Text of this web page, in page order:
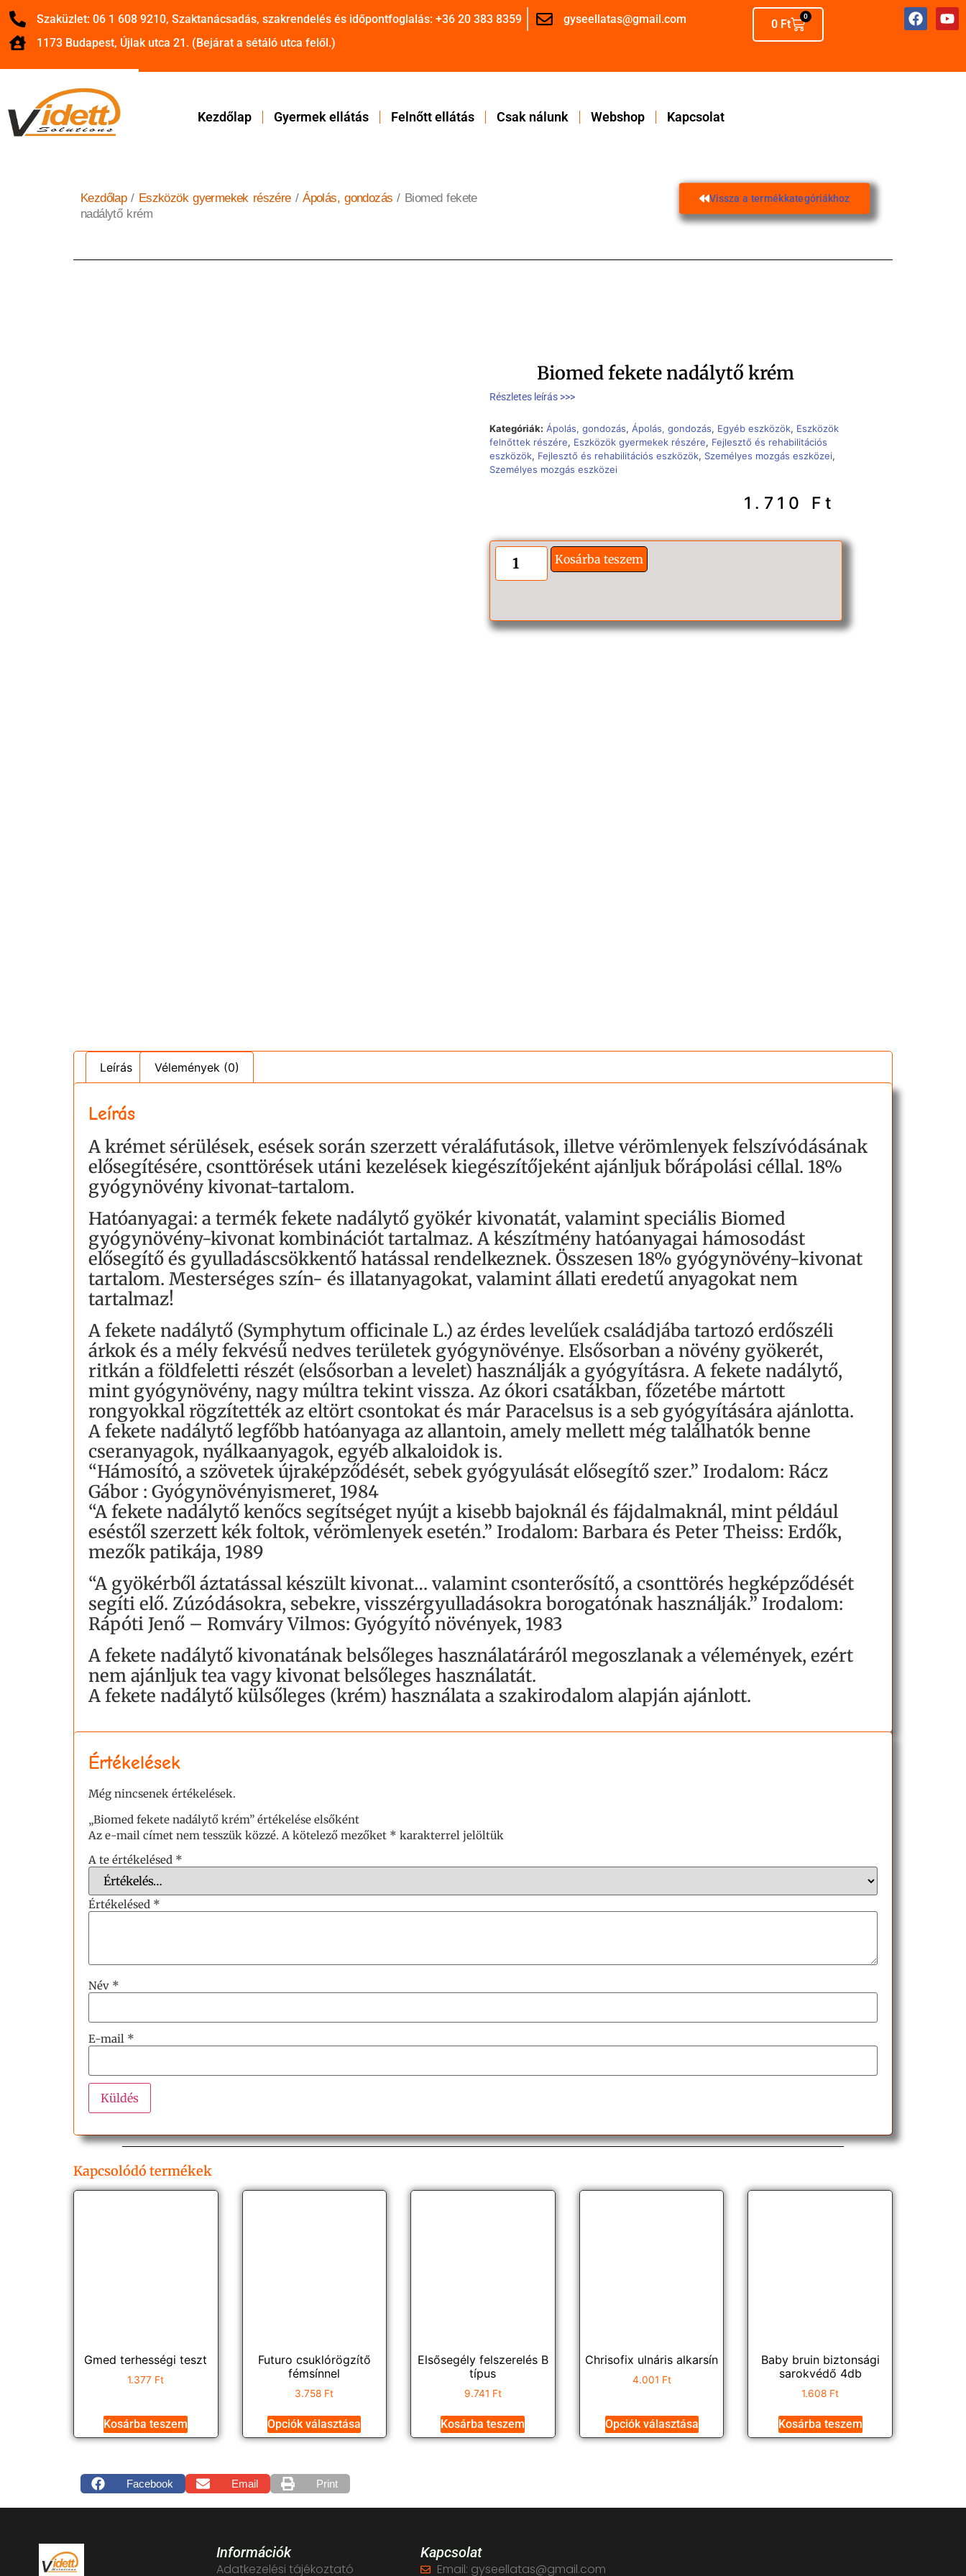
Szaküzlet: 06 1 608 9210, Szaktanácsadás, szakrendelés és időpontfoglalás: +36 20 383 8359
gyseellatas@gmail.com
1173 Budapest, Újlak utca 21. (Bejárat a sétáló utca felől.)
0 Ft
0
Kezdőlap Gyermek ellátás Felnőtt ellátás Csak nálunk Webshop Kapcsolat
Kezdőlap/ Eszközök gyermekek részére/Ápolás, gondozás / Biomed fekete
nadálytő krém
Vissza a termékkategóriákhoz
Biomed fekete nadálytő krém
Részletes leírás >>>
Kategóriák: Ápolás, gondozás, Ápolás, gondozás, Egyéb eszközök, Eszközök
felnőttek részére, Eszközök gyermekek részére, Fejlesztő és rehabilitációs
eszközök, Fejlesztő és rehabilitációs eszközök, Személyes mozgás eszközei,
Személyes mozgás eszközei
1.710 Ft
Kosárba teszem
Leírás Vélemények (0)
Leírás
A krémet sérülések, esések során szerzett véraláfutások, illetve vérömlenyek felszívódásának
elősegítésére, csonttörések utáni kezelések kiegészítőjeként ajánljuk bőrápolási céllal. 18%
gyógynövény kivonat-tartalom.
Hatóanyagai: a termék fekete nadálytő gyökér kivonatát, valamint speciális Biomed
gyógynövény-kivonat kombinációt tartalmaz. A készítmény hatóanyagai hámosodást
elősegítő és gyulladáscsökkentő hatással rendelkeznek. Összesen 18% gyógynövény-kivonat
tartalom. Mesterséges szín- és illatanyagokat, valamint állati eredetű anyagokat nem
tartalmaz!
A fekete nadálytő (Symphytum officinale L.) az érdes levelűek családjába tartozó erdőszéli
árkok és a mély fekvésű nedves területek gyógynövénye. Elsősorban a növény gyökerét,
ritkán a földfeletti részét (elsősorban a levelet) használják a gyógyításra. A fekete nadálytő,
mint gyógynövény, nagy múltra tekint vissza. Az ókori csatákban, főzetébe mártott
rongyokkal rögzítették az eltört csontokat és már Paracelsus is a seb gyógyítására ajánlotta.
A fekete nadálytő legfőbb hatóanyaga az allantoin, amely mellett még találhatók benne
cseranyagok, nyálkaanyagok, egyéb alkaloidok is.
“Hámosító, a szövetek újraképződését, sebek gyógyulását elősegítő szer.” Irodalom: Rácz
Gábor : Gyógynövényismeret, 1984
“A fekete nadálytő kenőcs segítséget nyújt a kisebb bajoknál és fájdalmaknál, mint például
eséstől szerzett kék foltok, vérömlenyek esetén.” Irodalom: Barbara és Peter Theiss: Erdők,
mezők patikája, 1989
“A gyökérből áztatással készült kivonat… valamint csonterősítő, a csonttörés hegképződését
segíti elő. Zúzódásokra, sebekre, visszérgyulladásokra borogatónak használják.” Irodalom:
Rápóti Jenő – Romváry Vilmos: Gyógyító növények, 1983
A fekete nadálytő kivonatának belsőleges használatáráról megoszlanak a vélemények, ezért
nem ajánljuk tea vagy kivonat belsőleges használatát.
A fekete nadálytő külsőleges (krém) használata a szakirodalom alapján ajánlott.
Értékelések
Még nincsenek értékelések.
„Biomed fekete nadálytő krém” értékelése elsőként
Az e-mail címet nem tesszük közzé. A kötelező mezőket * karakterrel jelöltük
A te értékelésed *
Értékelésed *
Név *
E-mail *
Kapcsolódó termékek
Gmed terhességi teszt
1.377 Ft
Kosárba teszem
Futuro csuklórögzítő
fémsínnel
3.758 Ft
Opciók választása
Elsősegély felszerelés B
típus
9.741 Ft
Kosárba teszem
Chrisofix ulnáris alkarsín
4.001 Ft
Opciók választása
Baby bruin biztonsági
sarokvédő 4db
1.608 Ft
Kosárba teszem
Facebook Email Print
Információk
Adatkezelési tájékoztató
Kapcsolat
Email: gyseellatas@gmail.com